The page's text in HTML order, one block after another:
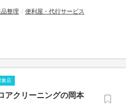
整理 便利屋・代行サービス
象店
アクリーニングの岡本